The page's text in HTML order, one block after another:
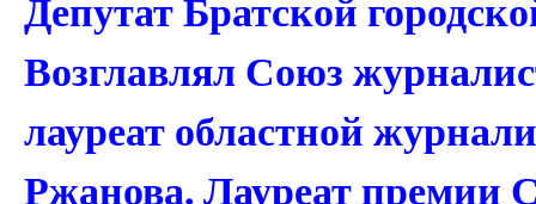
Возглавлял Союз
лауреат областной
Ржанова. Лауреат